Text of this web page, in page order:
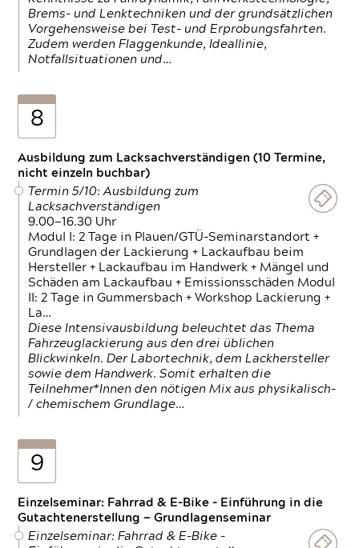
Brems- und Lenktechniken und der grundsätzlichen
Vorgehensweise bei Test- und Erprobungsfahrten.
Zudem werden Flaggenkunde, Ideallinie,
Notfallsituationen und…
8
Ausbildung zum Lacksachverständigen (10 Termine,
nicht einzeln buchbar)
Termin 5/10: Ausbildung zum
Lacksachverständigen
9.00—16.30 Uhr
Modul I: 2 Tage in Plauen/GTÜ-Seminarstandort +
Grundlagen der Lackierung + Lackaufbau beim
Hersteller + Lackaufbau im Handwerk + Mängel und
Schäden am Lackaufbau + Emissionsschäden Modul
II: 2 Tage in Gummersbach + Workshop Lackierung +
La…
Diese Intensivausbildung beleuchtet das Thema
Fahrzeuglackierung aus den drei üblichen
Blickwinkeln. Der Labortechnik, dem Lackhersteller
sowie dem Handwerk. Somit erhalten die
Teilnehmer*Innen den nötigen Mix aus physikalisch-
/ chemischem Grundlage…
9
Einzelseminar: Fahrrad & E-Bike - Einführung in die
Gutachtenerstellung — Grundlagenseminar
Einzelseminar: Fahrrad & E-Bike -